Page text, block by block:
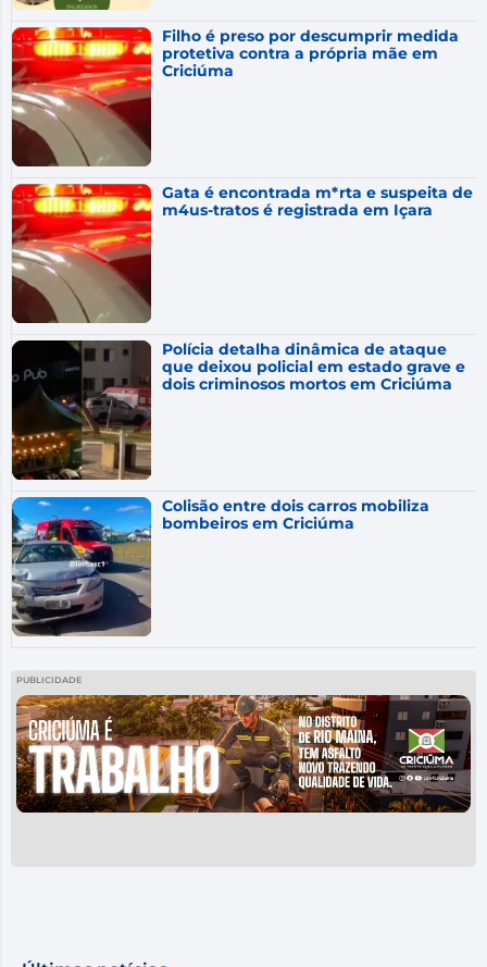
Filho é preso por descumprir medida
protetiva contra a própria mãe em
Criciúma
Gata é encontrada m*rta e suspeita de
m4us-tratos é registrada em Içara
Polícia detalha dinâmica de ataque
que deixou policial em estado grave e
dois criminosos mortos em Criciúma
Colisão entre dois carros mobiliza
bombeiros em Criciúma
PUBLICIDADE